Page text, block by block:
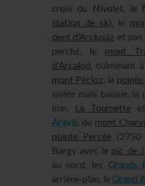
croix du Nivolet, le
station de ski , le
dent d’Arclusaz et son
perché, le mont
d’Arcalod , culminant
mont Pécloz , la pointe
isolée mais baujue, la
loin,
La Tournette
Aravis, du mont
pointe Percée(2750
Bargy avec le pic de
au nord, les Grands
arrière-plan, le Grand